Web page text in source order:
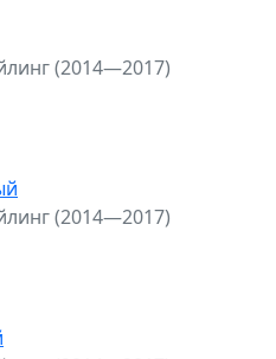
(2014—2017)
(2014—2017)